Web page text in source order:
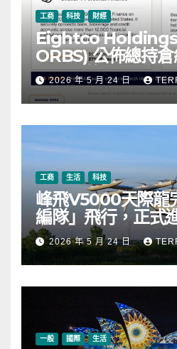
工商 科技 財經
Eightco
ORBS) 公佈總持
元，涵蓋 OpenAI
Industries、超過
幣 (ETH) 及逾
幣
2026 年 5 月 24 日
工商 生活 科技
峰飛V5000天際龍
編隊」飛行，正式
段2026 年 5 月 24 日
一般 國際 生活